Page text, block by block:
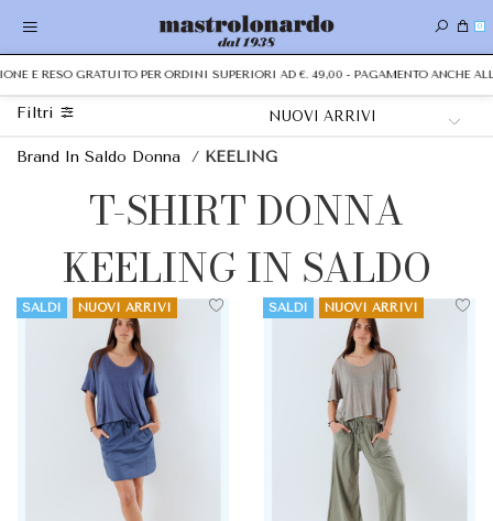
0
E RESO GRATUITO PER ORDINI SUPERIORI AD €. 49,00 - PAGAMENTO ANCHE
Filtri
Brand In Saldo Donna / KEELING
T-SHIRT DONNA
KEELING IN SALDO
SALDI NUOVI ARRIVI SALDI NUOVI ARRIVI